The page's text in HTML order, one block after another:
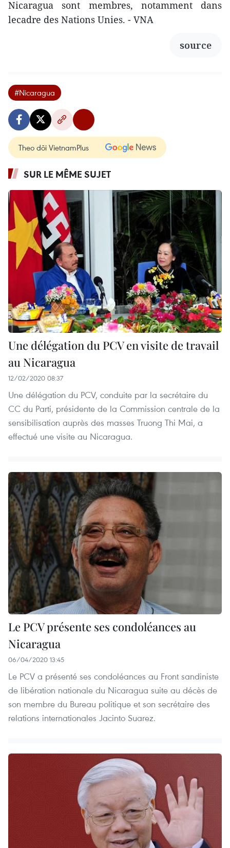
Nicaragua sont membres, notamment dans
lecadre des Nations Unies. - VNA
source
#Nicaragua
Theo dõi VietnamPlus
SUR LE MÊME SUJET
Une délégation du PCV en visite de travail
au Nicaragua
12/02/2020 08:37
Une délégation du PCV, conduite par la secrétaire du
CC du Parti, présidente de la Commission centrale de la
sensibilisation auprès des masses Truong Thi Mai, a
effectué une visite au Nicaragua.
Le PCV présente ses condoléances au
Nicaragua
06/04/2020 13:45
Le PCV a présenté ses condoléances au Front sandiniste
de libération nationale du Nicaragua suite au décès de
son membre du Bureau politique et son secrétaire des
relations internationales Jacinto Suarez.